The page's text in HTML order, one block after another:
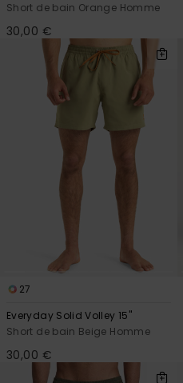
Short de bain Orange Homme
30,00 €
27
Everyday Solid Volley 15"
Short de bain Beige Homme
30,00 €